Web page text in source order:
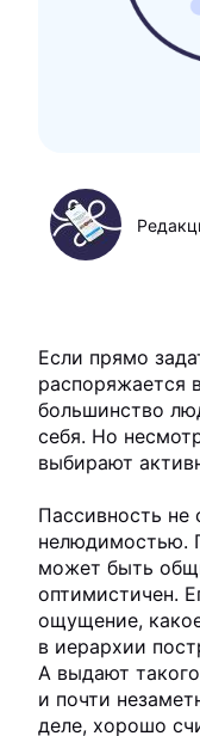
Если прямо
большинство
себя. Но
выбирают
Пассивность не
нелюдимостью.
может быть
оптимистичен.
ощущение,
в иерархии
А выдают
и почти
деле, хорошо